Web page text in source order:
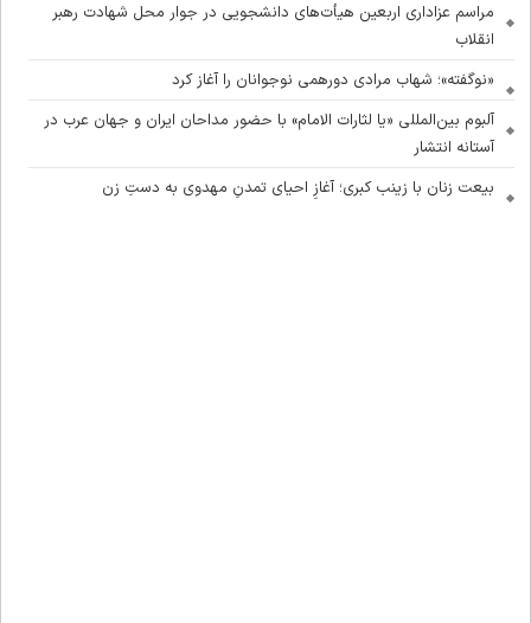
مراسم عزاداری اربعین هیأت‌های دانشجویی در جوار محل شهادت رهبر
انقلاب
«نوگفته»؛ شهاب مرادی دورهمی نوجوانان را آغاز کرد
آلبوم بین‌المللی «یا لثارات الامام» با حضور مداحان ایران و جهان عرب در
آستانه انتشار
بیعت زنان با زینب کبری؛ آغازِ احیای تمدنِ مهدوی به دستِ زن